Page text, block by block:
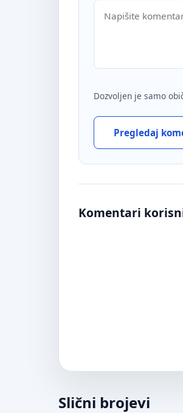
Dozvoljen je samo
Pregledaj
Komentari
Slični brojevi